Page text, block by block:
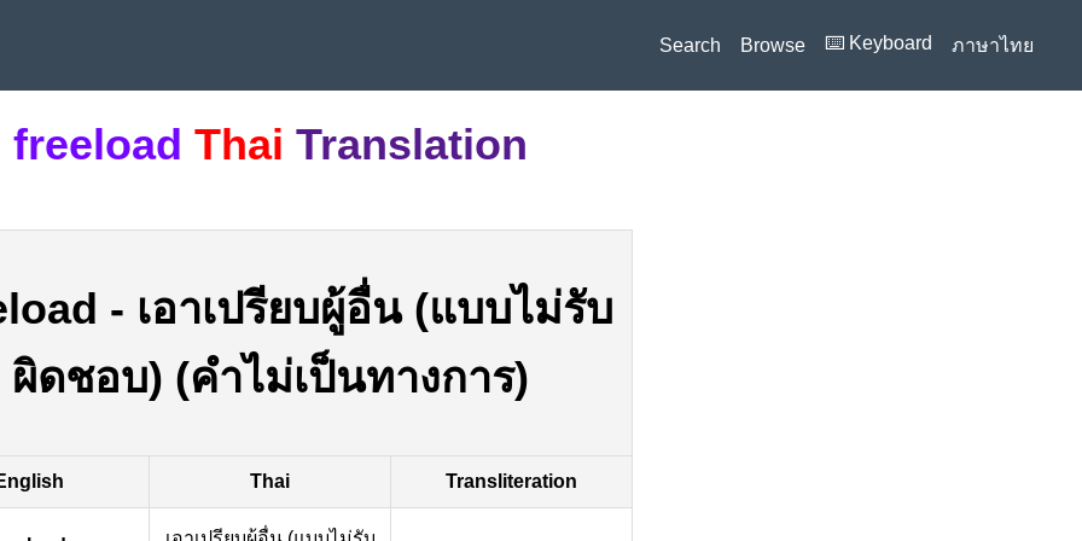
Search Browse ⌨️ Keyboard ภาษาไทย
freeload Thai Translation
- เอาเปรียบผู้อื่น (แบบไม่รับ
ผิดชอบ) (คำไม่เป็นทางการ)
Thai Transliteration